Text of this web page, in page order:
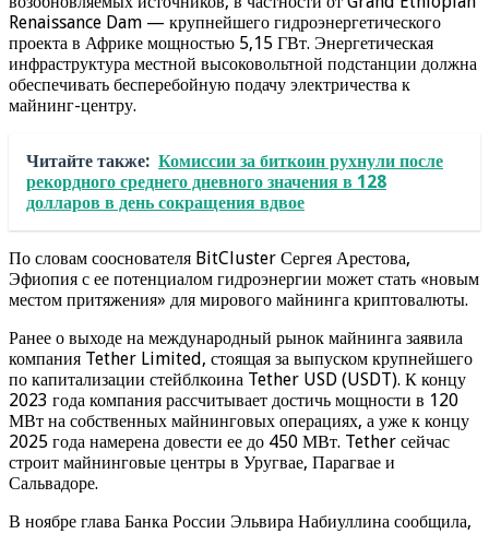
Renaissance Dam — крупнейшего гидроэнергетического
проекта в Африке мощностью 5,15 ГВт. Энергетическая
инфраструктура местной высоковольтной подстанции должна
обеспечивать бесперебойную подачу электричества к
майнинг-центру.
Читайте также: Комиссии за биткоин рухнули после
рекордного среднего дневного значения в 128
долларов в день сокращения вдвое
По словам сооснователя BitCluster Сергея Арестова,
Эфиопия с ее потенциалом гидроэнергии может стать «новым
местом притяжения» для мирового майнинга криптовалюты.
Ранее о выходе на международный рынок майнинга заявила
компания Tether Limited, стоящая за выпуском крупнейшего
по капитализации стейблкоина Tether USD (USDT). К концу
2023 года компания рассчитывает достичь мощности в 120
МВт на собственных майнинговых операциях, а уже к концу
2025 года намерена довести ее до 450 МВт. Tether сейчас
строит майнинговые центры в Уругвае, Парагвае и
Сальвадоре.
В ноябре глава Банка России Эльвира Набиуллина сообщила,